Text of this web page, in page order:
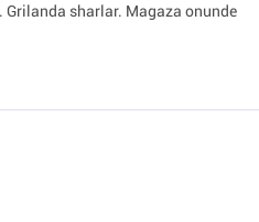
sharlar. Magaza onunde